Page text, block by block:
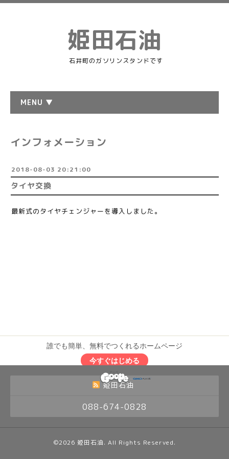
姫田石油
石井町のガソリンスタンドです
MENU ▼
インフォメーション
2018-08-03 20:21:00
タイヤ交換
最新式のタイヤチェンジャーを導入しました。
姫田石油
088-674-0828
©2026 姫田石油. All Rights Reserved.
誰でも簡単、無料でつくれるホームページ
今すぐはじめる